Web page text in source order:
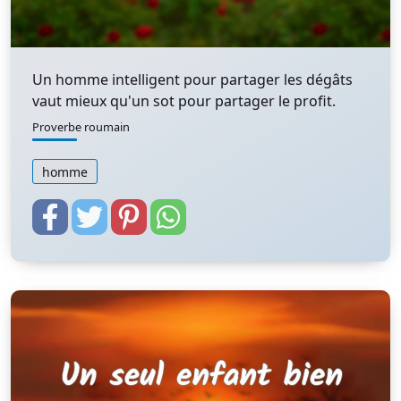
Un homme intelligent pour partager les dégâts
vaut mieux qu'un sot pour partager le profit.
Proverbe roumain
homme